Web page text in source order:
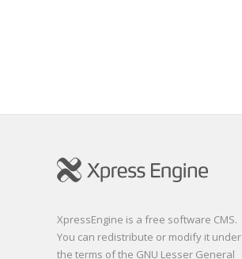
XpressEngine is a free software CMS.
You can redistribute or modify it under
the terms of the GNU Lesser General